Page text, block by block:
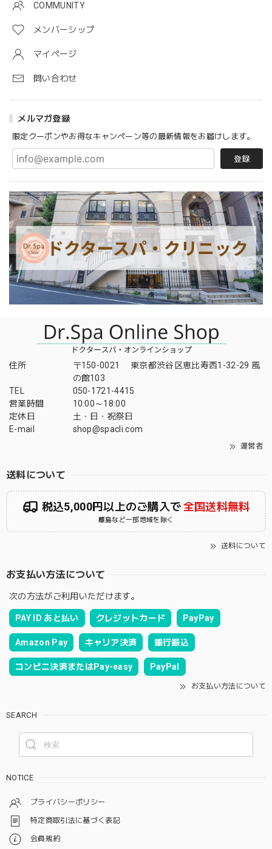
COMMUNITY
メンバーシップ
マイページ
問い合わせ
メルマガ登録
限定クーポンやお得なキャンペーン等の最新情報をお届けします。
登録
住所
〒150-0021 東京都渋谷区恵比寿西1-32-29 風
の館103
TEL
050-1721-4415
営業時間
10:00～18:00
定休日
土・日・祝祭日
E-mail
shop@spacli.com
運営者
送料について
税込5,000円以上のご購入で全国送料無料
離島など一部地域を除く
送料について
お支払い方法について
次の方法がご利用いただけます。
PAY ID あと払い クレジットカード PayPay
Amazon Pay キャリア決済 銀行振込
コンビニ決済またはPay-easy PayPal
お支払い方法について
SEARCH
NOTICE
プライバシーポリシー
特定商取引法に基づく表記
会員規約